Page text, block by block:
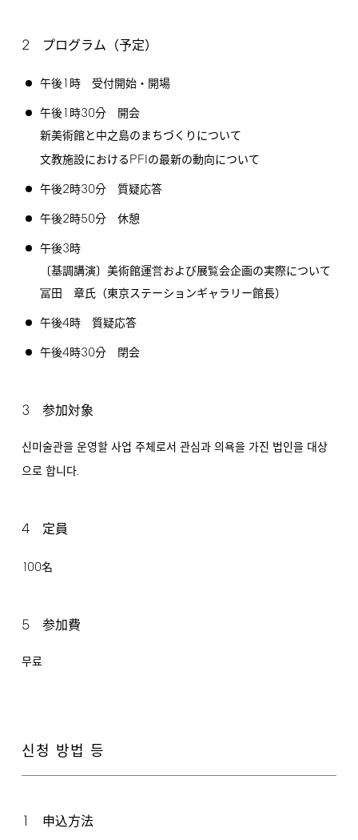
2 プログラム（予定）
午後1 時 受付開始・開場
午後1 時30分 開会
新美術館と中之島のまちづくりについて
文教施設におけるPFIの最新の動向について
午後2時30分 質疑応答
午後2時50分 休憩
午後3時
〔基調講演〕美術館運営および展覧会企画の実際について
冨田 章氏（東京ステーションギャラリー館長）
午後4時 質疑応答
午後4時30分 閉会
3 参加対象
신미술관을 운영할 사업 주체로서 관심과 의욕을 가진 법인을 대상
으로 합니다.
4定員
100名
5参加費
무료
신청 방법 등
1 申込方法